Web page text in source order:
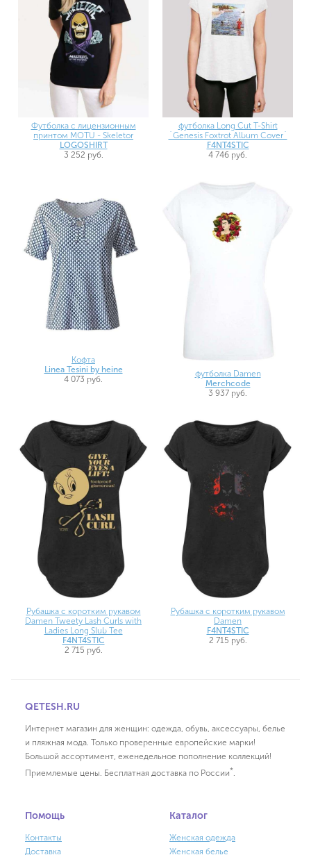
Футболка с лицензионным
принтом MOTU - Skeletor
LOGOSHIRT
3 252 руб.
футболка Long Cut T-Shirt
`Genesis Foxtrot Album Cover`
F4NT4STIC
4 746 руб.
Кофта
Linea Tesini by heine
4 073 руб.
футболка Damen
Merchcode
3 937 руб.
Рубашка с коротким рукавом
Damen Tweety Lash Curls with
Ladies Long Slub Tee
F4NT4STIC
2 715 руб.
Рубашка с коротким рукавом
Damen
F4NT4STIC
2 715 руб.
QETESH.RU
Интернет магазин для женщин: одежда, обувь, аксессуары, белье
и пляжная мода. Только проверенные европейские марки!
Большой ассортимент, еженедельное пополнение коллекций!
Приемлемые цены. Бесплатная доставка по России*.
Помощь
Контакты
Доставка
Каталог
Женская одежда
Женская белье